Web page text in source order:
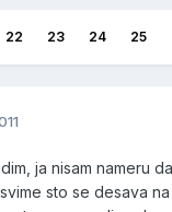
22 23 24 25
ja nisam nameru
sto se desava